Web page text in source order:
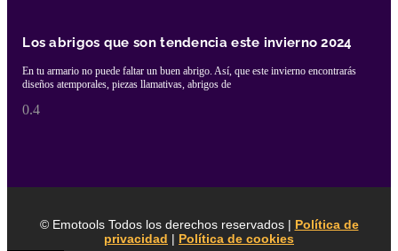
Los abrigos que son tendencia este invierno 2024
En tu armario no puede faltar un buen abrigo. Así, que este invierno encontrarás
diseños atemporales, piezas llamativas, abrigos de
© Emotools Todos los derechos reservados | Política de
privacidad | Política de cookies